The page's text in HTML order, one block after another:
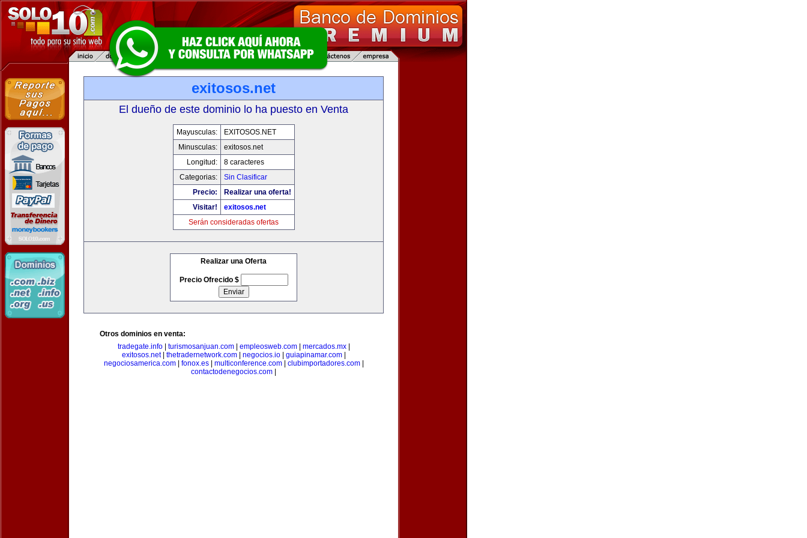
exitosos.net
El dueño de este dominio lo ha puesto en Venta
Mayusculas:
EXITOSOS.NET
Minusculas:
exitosos.net
Longitud:
8 caracteres
Categorias:
Sin Clasificar
Precio:
Realizar una oferta!
Visitar!
exitosos.net
Serán consideradas ofertas
Realizar una Oferta
Precio Ofrecido $
Otros dominios en venta:
tradegate.info| turismosanjuan.com| empleosweb.com| mercados.mx|
exitosos.net| thetradernetwork.com| negocios.io| guiapinamar.com|
negociosamerica.com| fonox.es| multiconference.com| clubimportadores.com|
contactodenegocios.com